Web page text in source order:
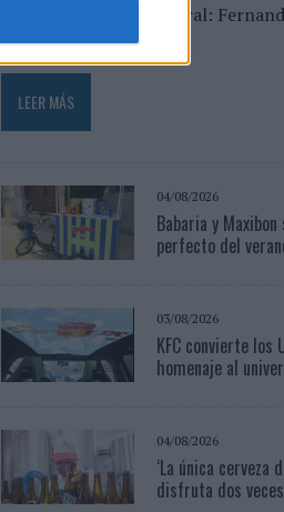
Inusualy Director general:
Director...
LEER MÁS
04/08/2026
Babaria y
perfecto del
03/08/2026
KFC convierte los
homenaje al
04/08/2026
‘La única cerveza
disfruta dos